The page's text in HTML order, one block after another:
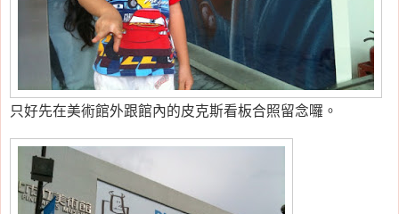
只好先在美術館外跟館內的皮克斯看板合照留念囉。